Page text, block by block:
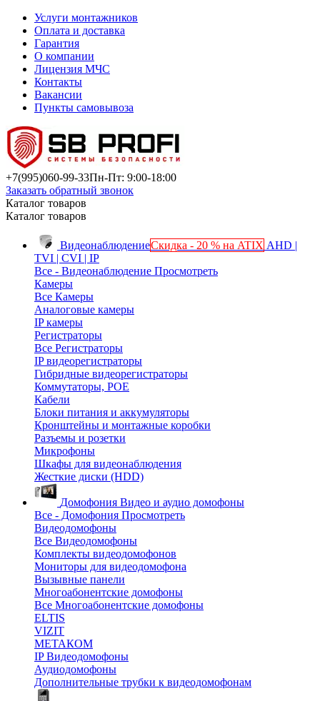
Услуги монтажников
Оплата и доставка
Гарантия
О компании
Лицензия МЧС
Контакты
Вакансии
Пункты самовывоза
+7(995)060-99-33Пн-Пт: 9:00-18:00
Заказать обратный звонок
Каталог товаров
Каталог товаров
ВидеонаблюдениеСкидка - 20 % на ATIX AHD |
TVI | CVI | IP
Все - Видеонаблюдение Просмотреть
Камеры
Все Камеры
Аналоговые камеры
IP камеры
Регистраторы
Все Регистраторы
IP видеорегистраторы
Гибридные видеорегистраторы
Коммутаторы, POE
Кабели
Блоки питания и аккумуляторы
Кронштейны и монтажные коробки
Разъемы и розетки
Микрофоны
Шкафы для видеонаблюдения
Жесткие диски (HDD)
Домофония Видео и аудио домофоны
Все - Домофония Просмотреть
Видеодомофоны
Все Видеодомофоны
Комплекты видеодомофонов
Мониторы для видеодомофона
Вызывные панели
Многоабонентские домофоны
Все Многоабонентские домофоны
ELTIS
VIZIT
МЕТАКОМ
IP Видеодомофоны
Аудиодомофоны
Дополнительные трубки к видеодомофонам